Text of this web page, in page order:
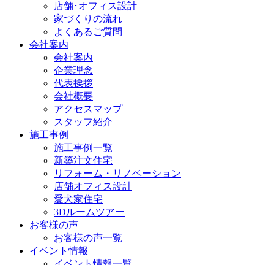
店舗･オフィス設計
家づくりの流れ
よくあるご質問
会社案内
会社案内
企業理念
代表挨拶
会社概要
アクセスマップ
スタッフ紹介
施工事例
施工事例一覧
新築注文住宅
リフォーム・リノベーション
店舗オフィス設計
愛犬家住宅
3Dルームツアー
お客様の声
お客様の声一覧
イベント情報